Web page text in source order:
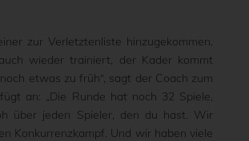
zur Verletztenliste hinzugekommen.
wieder trainiert, der Kader kommt
etwas zu früh“, sagt der Coach zum
an: „Die Runde hat noch 32 Spiele,
über jeden Spieler, den du hast. Wir
Konkurrenzkampf. Und wir haben viele